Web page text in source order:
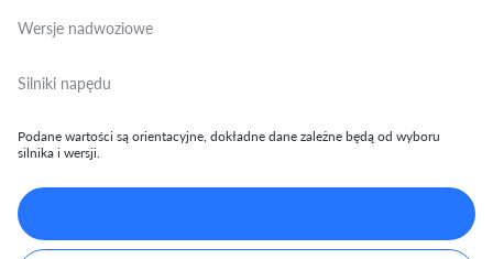
Wersje nadwoziowe
Silniki napędu
Podane wartości są orientacyjne, dokładne dane zależne będą od wyboru
silnika i wersji.